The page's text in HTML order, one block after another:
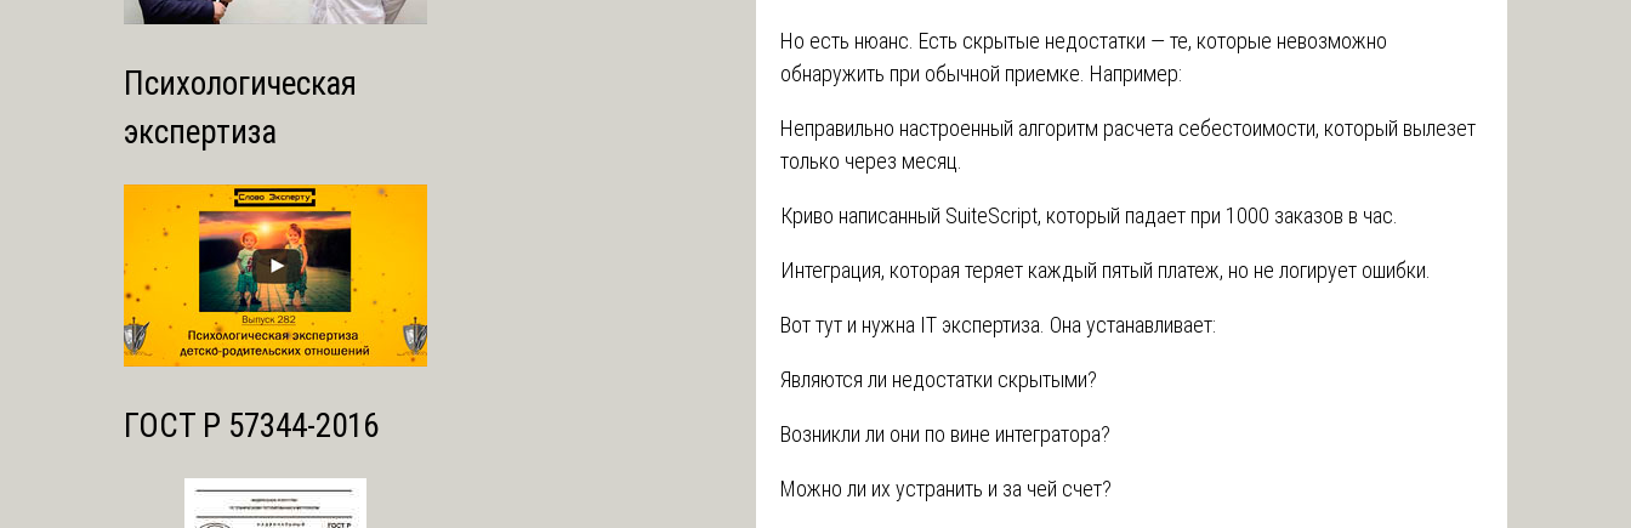
Но есть нюанс. Есть скрытые недостатки — те, которые невозможно
обнаружить при обычной приемке. Например:
Неправильно настроенный алгоритм расчета себестоимости, который вылезет
только через месяц.
Криво написанный SuiteScript, который падает при 1000 заказов в час.
Интеграция, которая теряет каждый пятый платеж, но не логирует ошибки.
Вот тут и нужна IT экспертиза. Она устанавливает:
Являются ли недостатки скрытыми?
Возникли ли они по вине интегратора?
Можно ли их устранить и за чей счет?
Психологическая
экспертиза
ГОСТ Р 57344-2016